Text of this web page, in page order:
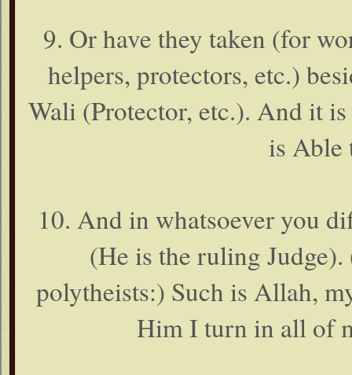
9. Or have they taken (for
helpers, protectors, etc.)
Wali (Protector, etc.). And it
is Able
10. And in whatsoever you
(He is the ruling
polytheists:) Such is Allah,
Him I turn in all of